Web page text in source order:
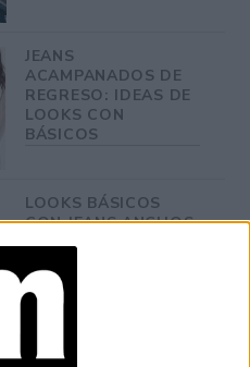
JEANS
ACAMPANADOS DE
REGRESO: IDEAS DE
LOOKS CON
BÁSICOS
LOOKS BÁSICOS
CON JEANS ANCHOS
PARA CERRAR EL